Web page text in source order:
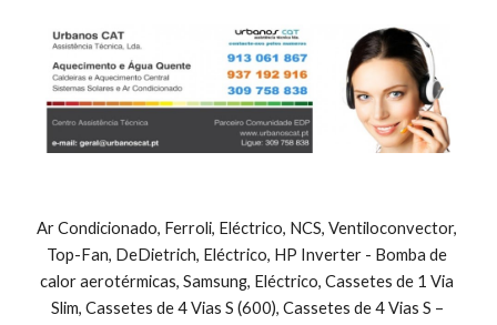
Ar Condicionado, Ferroli, Eléctrico, NCS, Ventiloconvector,
Top-Fan, DeDietrich, Eléctrico, HP Inverter - Bomba de
calor aerotérmicas, Samsung, Eléctrico, Cassetes de 1 Via
Slim, Cassetes de 4 Vias S (600), Cassetes de 4 Vias S –